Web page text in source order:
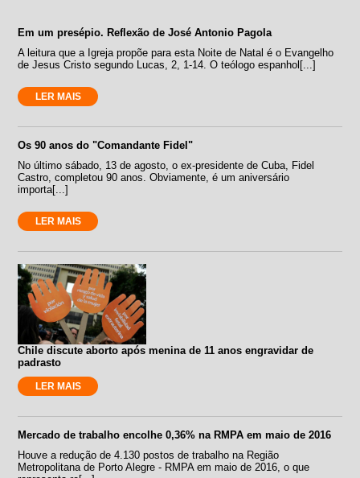
Em um presépio. Reflexão de José Antonio Pagola
A leitura que a Igreja propõe para esta Noite de Natal é o Evangelho
de Jesus Cristo segundo Lucas, 2, 1-14. O teólogo espanhol[...]
LER MAIS
Os 90 anos do "Comandante Fidel"
No último sábado, 13 de agosto, o ex-presidente de Cuba, Fidel
Castro, completou 90 anos. Obviamente, é um aniversário
importa[...]
LER MAIS
Chile discute aborto após menina de 11 anos engravidar de
padrasto
LER MAIS
Mercado de trabalho encolhe 0,36% na RMPA em maio de 2016
Houve a redução de 4.130 postos de trabalho na Região
Metropolitana de Porto Alegre - RMPA em maio de 2016, o que